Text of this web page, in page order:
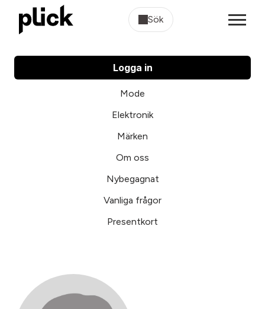
Sök
Logga in
Mode
Elektronik
Märken
Om oss
Nybegagnat
Vanliga frågor
Presentkort